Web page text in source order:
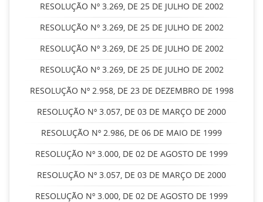
RESOLUÇÃO Nº 3.269, DE 25 DE JULHO DE 2002
RESOLUÇÃO Nº 3.269, DE 25 DE JULHO DE 2002
RESOLUÇÃO Nº 3.269, DE 25 DE JULHO DE 2002
RESOLUÇÃO Nº 3.269, DE 25 DE JULHO DE 2002
RESOLUÇÃO Nº 2.958, DE 23 DE DEZEMBRO DE 1998
RESOLUÇÃO Nº 3.057, DE 03 DE MARÇO DE 2000
RESOLUÇÃO Nº 2.986, DE 06 DE MAIO DE 1999
RESOLUÇÃO Nº 3.000, DE 02 DE AGOSTO DE 1999
RESOLUÇÃO Nº 3.057, DE 03 DE MARÇO DE 2000
RESOLUÇÃO Nº 3.000, DE 02 DE AGOSTO DE 1999